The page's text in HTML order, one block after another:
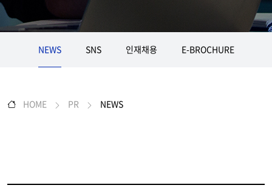
NEWS SNS 인재채용 E-BROCHURE
HOME PR NEWS